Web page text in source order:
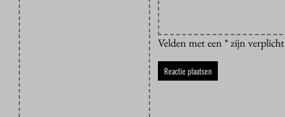
Velden met een * zijn verplicht